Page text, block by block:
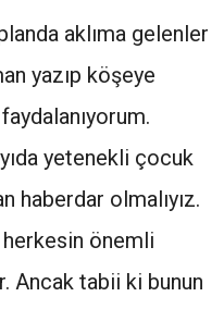
aklıma gelenler
yazıp köşeye
yetenekli çocuk
haberdar olmalıyız.
önemli
Ancak tabii ki bunun